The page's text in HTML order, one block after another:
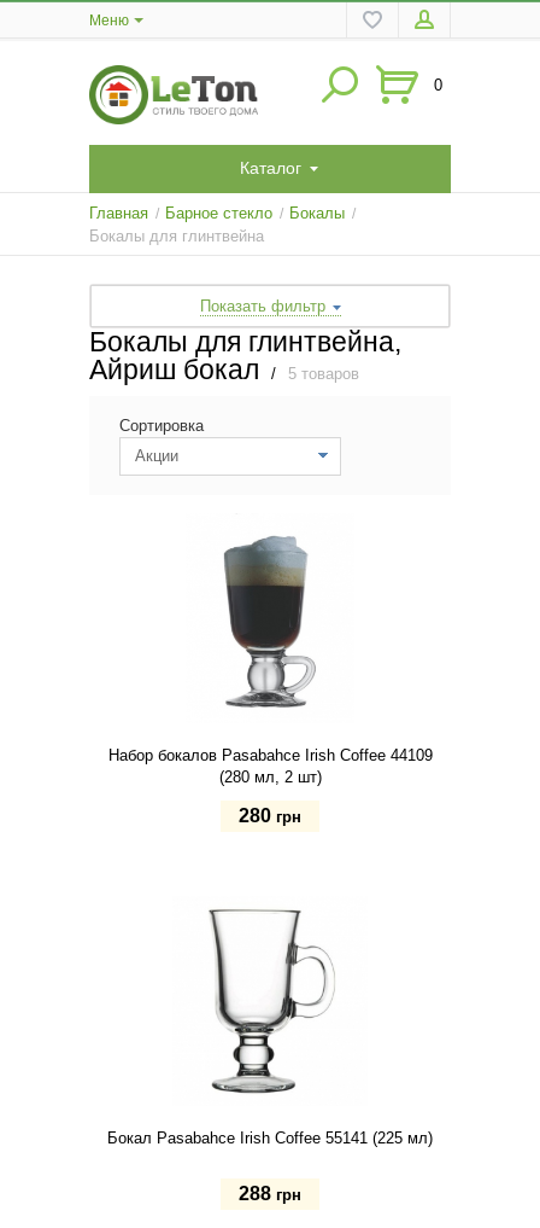
Меню
0
Каталог
Главная / Барное стекло / Бокалы /
Бокалы для глинтвейна
Показать фильтр
Бокалы для глинтвейна,
Айриш бокал
/ 5 товаров
Сортировка
Акции
Набор бокалов Pasabahce Irish Coffee 44109
(280 мл, 2 шт)
280 грн
Бокал Pasabahce Irish Coffee 55141 (225 мл)
288 грн